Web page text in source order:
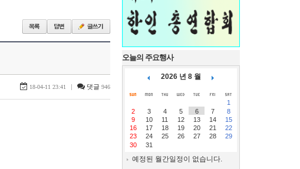
18-04-11 23:41 | 댓글 946
오늘의 주요행사
2026 년 8 월
1
2
3 4 5 6 7
8
9
10 11 12 13 14
15
16
17 18 19 20 21
22
23
24 25 26 27 28
29
30
31
예정된 월간일정이 없습니다.